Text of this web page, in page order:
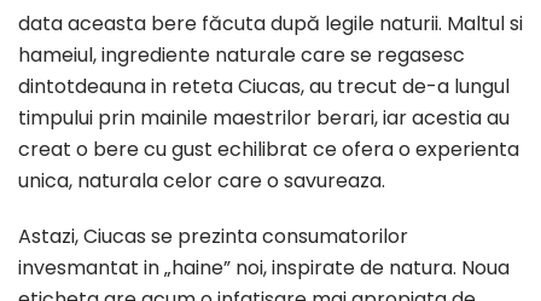
data aceasta bere făcuta după legile naturii. Maltul si
hameiul, ingrediente naturale care se regasesc
dintotdeauna in reteta Ciucas, au trecut de-a lungul
timpului prin mainile maestrilor berari, iar acestia au
creat o bere cu gust echilibrat ce ofera o experienta
unica, naturala celor care o savureaza.
Astazi, Ciucas se prezinta consumatorilor
invesmantat in „haine” noi, inspirate de natura. Noua